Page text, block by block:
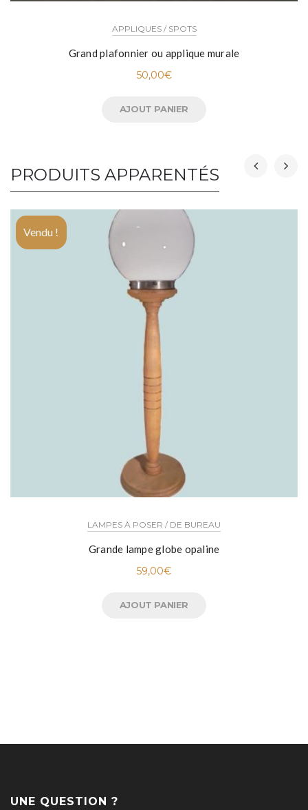
APPLIQUES / SPOTS
Grand plafonnier ou applique murale
50,00€
AJOUT PANIER
PRODUITS APPARENTÉS
Vendu !
LAMPES À POSER / DE BUREAU
Grande lampe globe opaline
59,00€
AJOUT PANIER
UNE QUESTION ?